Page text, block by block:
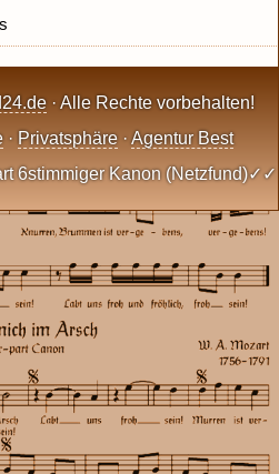
· Alle Rechte vorbehalten!
· Privatsphäre · Agentur Best
6stimmiger Kanon (Netzfund)✓✓